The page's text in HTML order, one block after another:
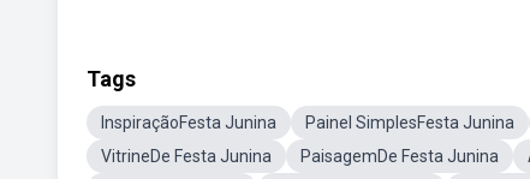
Tags
InspiraçãoFesta Junina Painel SimplesFesta Junina
VitrineDe Festa Junina
PaisagemDe Festa Junina